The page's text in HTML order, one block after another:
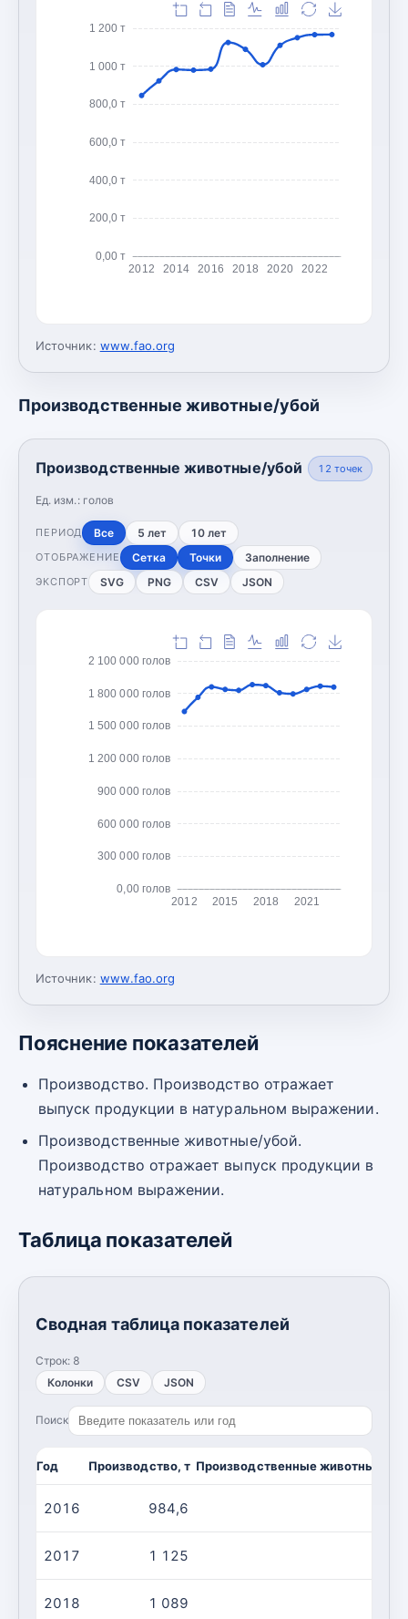
0,00 т
200,0 т
400,0 т
600,0 т
800,0 т
1 000 т
1 200 т
2012 2014 2016 2018 2020 2022
Источник: www.fao.org
Производственные животные/убой
Производственные животные/убой
Ед. изм.: голов
12 точек
ПЕРИОД Все 5 лет 10 лет
ОТОБРАЖЕНИЕ Сетка Точки Заполнение
ЭКСПОРТ SVG PNG CSV JSON
0,00 голов
300 000 голов
600 000 голов
900 000 голов
1 200 000 голов
1 500 000 голов
1 800 000 голов
2 100 000 голов
2012 2015 2018 2021
Источник: www.fao.org
Пояснение показателей
Производство. Производство отражает
выпуск продукции в натуральном выражении.
Производственные животные/убой.
Производство отражает выпуск продукции в
натуральном выражении.
Таблица показателей
Сводная таблица показателей
Строк: 8
Колонки
CSV JSON
Поиск
Год Производство, т Производственные животные/
2016 984,6
2017 1 125
2018 1 089